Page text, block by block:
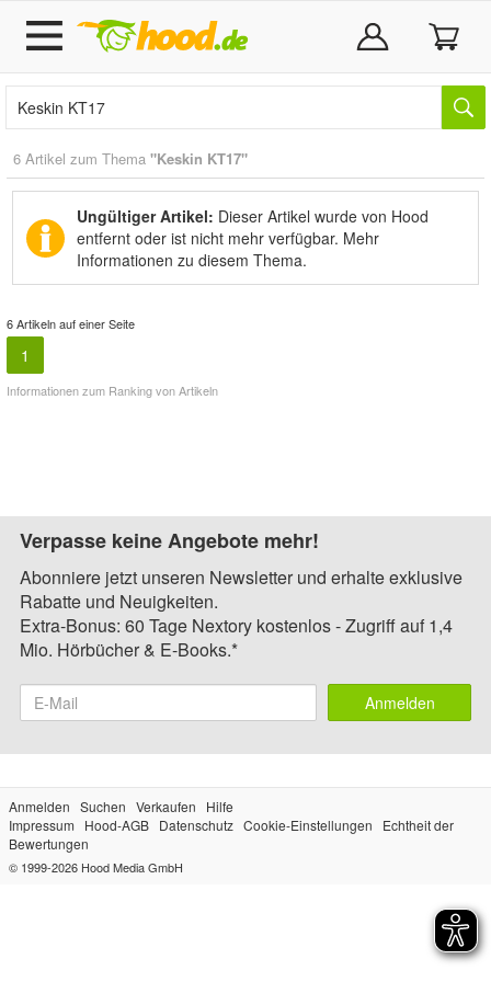
6 Artikel zum Thema "Keskin KT17"
Ungültiger Artikel: Dieser Artikel wurde von Hood
entfernt oder ist nicht mehr verfügbar. Mehr
Informationen zu diesem Thema.
6 Artikeln auf einer Seite
1
Informationen zum Ranking von Artikeln
Verpasse keine Angebote mehr!
Abonniere jetzt unseren Newsletter und erhalte exklusive
Rabatte und Neuigkeiten.
Extra-Bonus: 60 Tage Nextory kostenlos - Zugriff auf 1,4
Mio. Hörbücher & E-Books.*
Anmelden
Anmelden Suchen Verkaufen
Hilfe
Impressum
Hood-AGB Datenschutz Cookie-Einstellungen
Echtheit der
Bewertungen
© 1999-2026 Hood Media GmbH